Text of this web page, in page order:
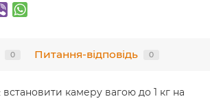
0 Питання-відповідь 0
камеру вагою до 1 кг на